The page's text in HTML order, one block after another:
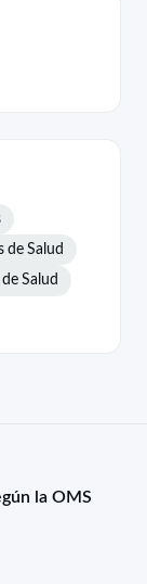
de Salud
Salud
la OMS